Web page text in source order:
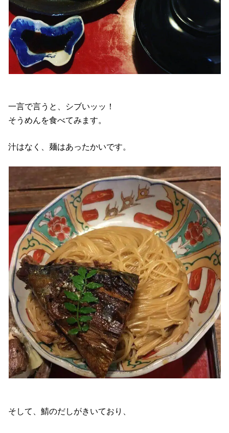
一言で言うと、シブいッッ！
そうめんを食べてみます。
汁はなく、麺はあったかいです。
そして、鯖のだしがきいており、